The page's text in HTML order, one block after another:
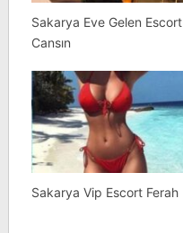
Sakarya Eve Gelen Escort
Cansın
Sakarya Vip Escort Ferah